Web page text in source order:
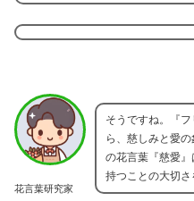
花言葉研究家
そうですね。『
ら、慈しみと愛
の花言葉『慈愛
持つことの大切さ